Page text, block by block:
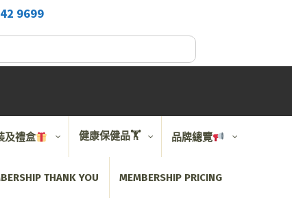
9699
及禮盒 健康保健品🏋️ 品牌總覽
THANK YOU MEMBERSHIP PRICING